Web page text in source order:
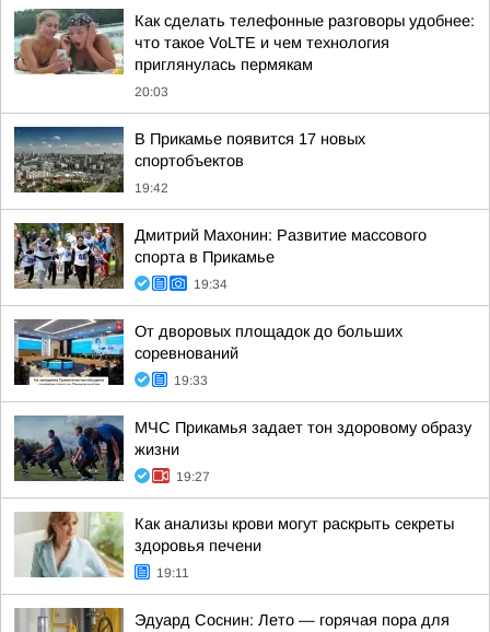
Как сделать телефонные разговоры удобнее:
что такое VoLTE и чем технология
приглянулась пермякам
20:03
В Прикамье появится 17 новых
спортобъектов
19:42
Дмитрий Махонин: Развитие массового
спорта в Прикамье
19:34
От дворовых площадок до больших
соревнований
19:33
МЧС Прикамья задает тон здоровому образу
жизни
19:27
Как анализы крови могут раскрыть секреты
здоровья печени
19:11
Эдуард Соснин: Лето — горячая пора для